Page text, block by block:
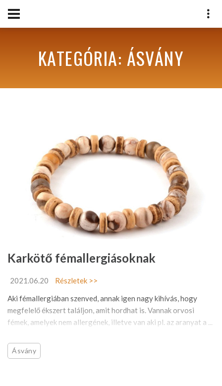
KATEGÓRIA: ÁSVÁNY
Karkötő fémallergiásoknak
2021.06.20
Részletek >>
Aki fémallergiában szenved, annak igen nagy kihívás, hogy
megfelelő ékszert találjon, amit hordhat is. Vannak orvosi
fémek, amelyek nem allergének, illetve van aki pl. az aranyat a ...
Ásvány